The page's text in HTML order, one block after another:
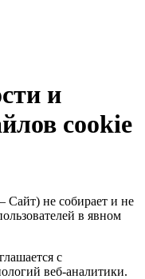
и
cookie
Сайт) не собирает и не
в явном
с
веб-аналитики.